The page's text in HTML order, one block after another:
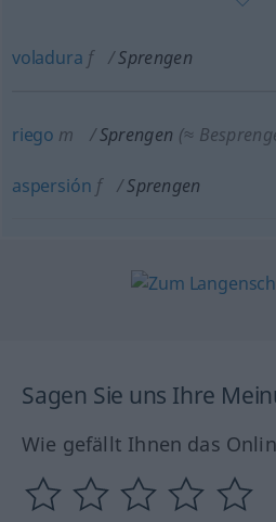
voladura f Sprengen
riego m Sprengen (≈
aspersión f Sprengen
Sagen Sie uns Ihre
Wie gefällt Ihnen das